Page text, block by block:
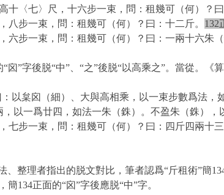
十〈七〉尺，十六步一束，問：租幾可（何）？曰
八步一束，問：租幾可（何）？曰：十二斤。 132
六步一束，問：租幾可（何）？曰：一兩十六朱（
囟”字後脱“中”、“之”後脱“以高乘之”。當從。 《
以枲囟（細）、大與高相乘，以一束步數爲法，
以一爲廿四，如法一朱（銖）。不盈朱（銖），
七步一束，問：租幾可（何）？曰：四斤四兩十
、整理者指出的脱文對比，筆者認爲“斤租術”簡
簡134正面的“囟”字後應脱“中”字。